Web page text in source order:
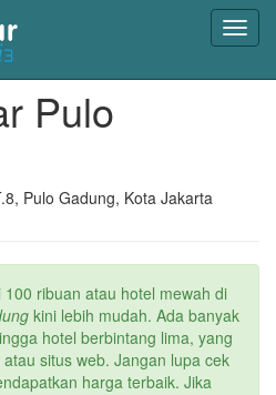
Pulo
Pulo Gadung, Kota Jakarta
ribuan atau hotel mewah di
kini lebih mudah. Ada banyak
hotel berbintang lima, yang
situs web. Jangan lupa cek
harga terbaik. Jika